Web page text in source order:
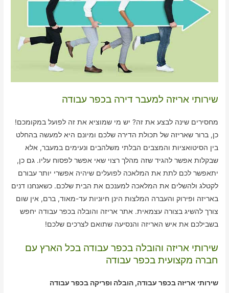
שירותי אריזה למעבר דירה בכפר עבודה
מחסירים שינה לבצע את זה? יש מי שמוציא את זה לפועל במקומכם!
כן, ברור שאריזה של תכולת הדירה שלכם ומיונם היא למעשה בהחלט
בין הסיטואציות והמצבים הבלתי משלהבים ונעימים במעבר, אלא
שבקלות אפשר להגיד שזה מהלך רצוי שאי אפשר לפסוח עליו. גם כן,
יתאפשר לכם לתת את המלאכה לפועלים שיהיה אפשרי יותר עבורם
לקטלג ולהשלים את המלאכה למענכם את הבית שלכם. כשאנחנו דנים
באריזה ופירוק והעברה המלצות הינן חיוניות עד-מאוד, ברם, אין שום
צורך להשיג בצורה עצמאית. אתר אריזה והובלה בכפר עבודה יחפש
בשבילכם את איש האריזה והנסיעה שתואם לצרכים שלכם!
שירותי אריזה והובלה בכפר עבודה בכל הארץ עם
חברה מקצועית בכפר עבודה
שירותי אריזה בכפר עבודה, הובלה ופריקה בכפר עבודה